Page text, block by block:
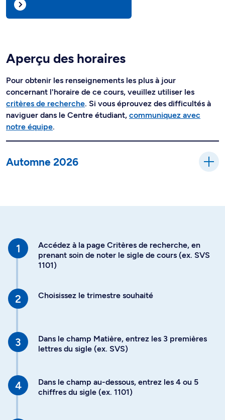
Aperçu des horaires
Pour obtenir les renseignements les plus à jour
concernant l'horaire de ce cours, veuillez utiliser les
critères de recherche. Si vous éprouvez des difficultés à
naviguer dans le Centre étudiant, communiquez avec
notre équipe.
Automne 2026
Accédez à la page Critères de recherche, en
prenant soin de noter le sigle de cours (ex. SVS
1101)
Choisissez le trimestre souhaité
Dans le champ Matière, entrez les 3 premières
lettres du sigle (ex. SVS)
Dans le champ au-dessous, entrez les 4 ou 5
chiffres du sigle (ex. 1101)